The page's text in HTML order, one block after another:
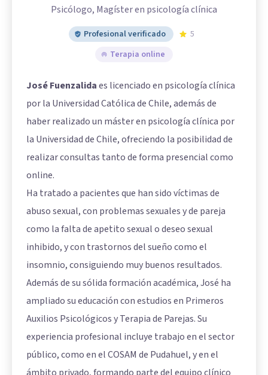
Psicólogo, Magíster en psicología clínica
Profesional verificado
5
Terapia online
José Fuenzalidaes licenciado en psicología clínica
por la Universidad Católica de Chile, además de
haber realizado un máster en psicología clínica por
la Universidad de Chile, ofreciendo la posibilidad de
realizar consultas tanto de forma presencial como
online.
Ha tratado a pacientes que han sido víctimas de
abuso sexual, con problemas sexuales y de pareja
como la falta de apetito sexual o deseo sexual
inhibido, y con trastornos del sueño como el
insomnio, consiguiendo muy buenos resultados.
Además de su sólida formación académica, José ha
ampliado su educación con estudios en Primeros
Auxilios Psicológicos y Terapia de Parejas. Su
experiencia profesional incluye trabajo en el sector
público, como en el COSAM de Pudahuel, y en el